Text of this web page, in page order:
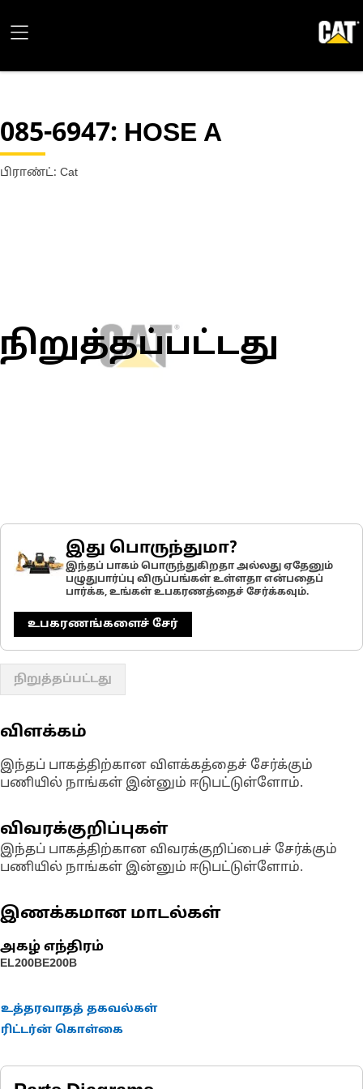
085-6947: HOSE A
பிராண்ட்: Cat
நிறுத்தப்பட்டது
இது பொருந்துமா?
இந்தப் பாகம் பொருந்துகிறதா அல்லது ஏதேனும்
பழுதுபார்ப்பு விருப்பங்கள் உள்ளதா என்பதைப்
பார்க்க, உங்கள் உபகரணத்தைச் சேர்க்கவும்.
உபகரணங்களைச் சேர்
நிறுத்தப்பட்டது
விளக்கம்
இந்தப் பாகத்திற்கான விளக்கத்தைச் சேர்க்கும்
பணியில் நாங்கள் இன்னும் ஈடுபட்டுள்ளோம்.
விவரக்குறிப்புகள்
இந்தப் பாகத்திற்கான விவரக்குறிப்பைச் சேர்க்கும்
பணியில் நாங்கள் இன்னும் ஈடுபட்டுள்ளோம்.
இணக்கமான மாடல்கள்
அகழ் எந்திரம்
EL200BE200B
உத்தரவாதத் தகவல்கள்
ரிட்டர்ன் கொள்கை